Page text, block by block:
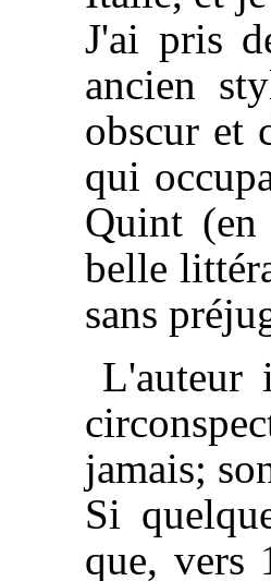
J'ai pris
ancien
obscur et
qui
Quint (en
belle
sans
L'auteur
jamais;
Si
que, vers